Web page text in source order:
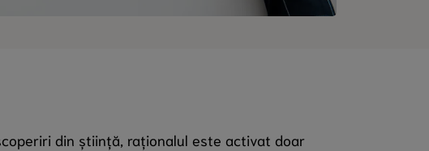
din știință, raționalul este activat doar